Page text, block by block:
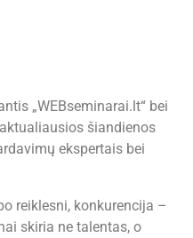
„WEBseminarai.lt“ bei
šiandienos
ekspertais bei
reiklesni, konkurencija –
skiria ne talentas, o